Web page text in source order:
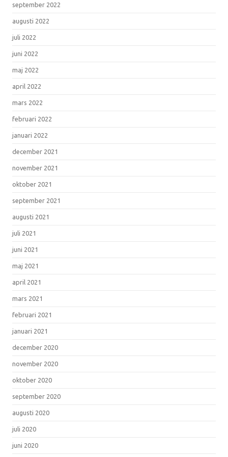
september 2022
augusti 2022
juli 2022
juni 2022
maj 2022
april 2022
mars 2022
februari 2022
januari 2022
december 2021
november 2021
oktober 2021
september 2021
augusti 2021
juli 2021
juni 2021
maj 2021
april 2021
mars 2021
februari 2021
januari 2021
december 2020
november 2020
oktober 2020
september 2020
augusti 2020
juli 2020
juni 2020